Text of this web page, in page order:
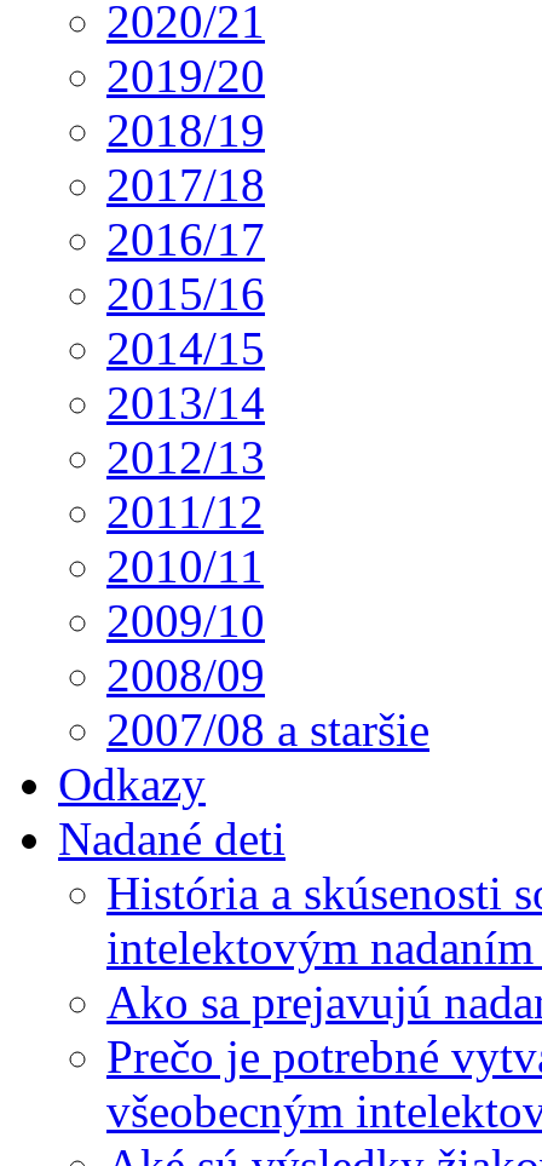
2020/21
2019/20
2018/19
2017/18
2016/17
2015/16
2014/15
2013/14
2012/13
2011/12
2010/11
2009/10
2008/09
2007/08 a staršie
Odkazy
Nadané deti
História a skúsenosti
intelektovým
Ako sa prejavujú
Prečo je potrebné
všeobecným